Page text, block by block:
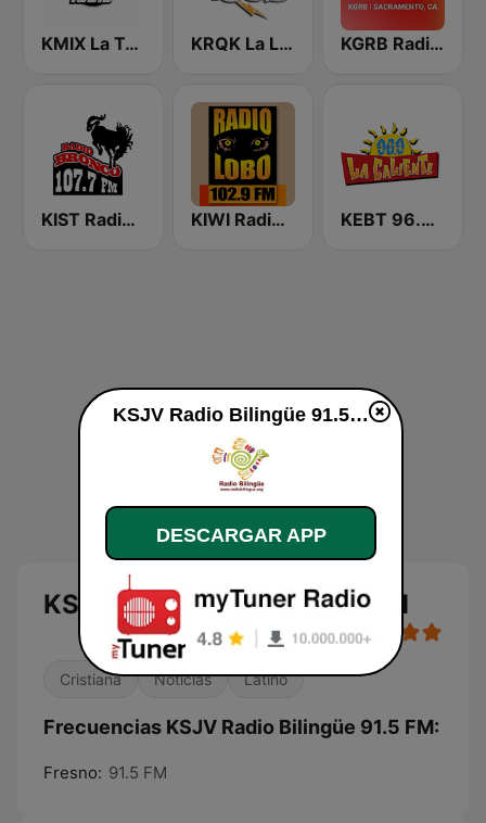
KMIX La Tricolor 100.9 FM KRQK La Ley 100.3 FM KGRB Radio Lazer 94.3 FM
KIST Radio Bronco 107.7 FM KIWI Radio Lobo 102.9 FM KEBT 96.9 La Caliente FM
KSJV Radio Bilingüe 91.5 FM
Cristiana Noticias Latino
Frecuencias KSJV Radio Bilingüe 91.5 FM:
Fresno: 91.5 FM
KSJV Radio Bilingüe 91.5 FM en vivo
DESCARGAR APP